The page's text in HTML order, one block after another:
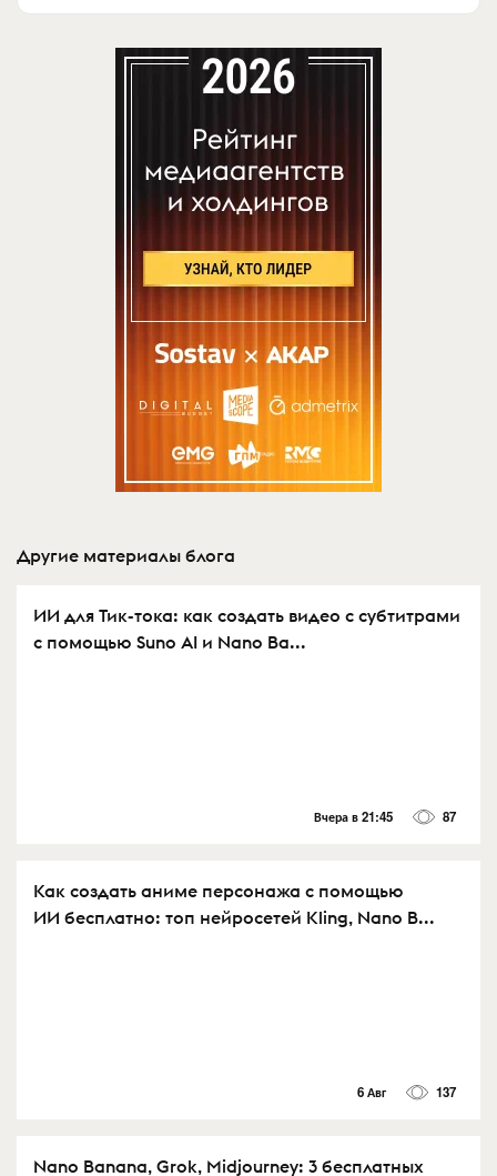
Другие материалы блога
ИИ для Тик-тока: как создать видео с субтитрами
с помощью Suno AI и Nano Ba...
Вчера в 21:45 87
Как создать аниме персонажа с помощью
ИИ бесплатно: топ нейросетей Kling, Nano B...
6 Авг 137
Nano Banana, Grok, Midjourney: 3 бесплатных